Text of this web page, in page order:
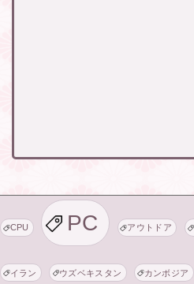
CPU PC アウトドア
イラン ウズベキスタン カンボジア